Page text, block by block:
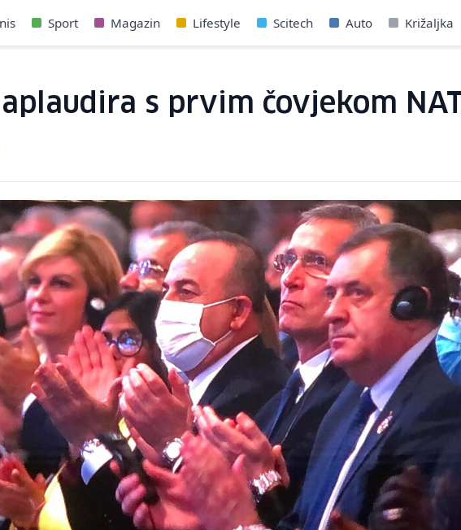
Sport Magazin Lifestyle Scitech Auto Križaljka
s prvim čovjekom